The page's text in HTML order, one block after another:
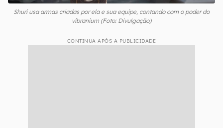
Shuri usa armas criadas por ela e sua equipe, contando com o poder do
vibranium (Foto: Divulgação)
CONTINUA APÓS A PUBLICIDADE